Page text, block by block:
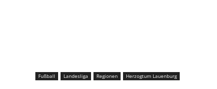
Fußball Landesliga Regionen Herzogtum Lauenburg